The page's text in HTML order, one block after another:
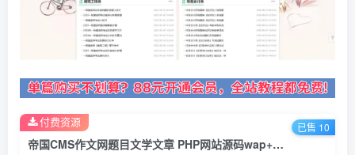
帝国CMS作文网题目文学文章 PHP网站源码wap+pc自适应响应式模板
付费资源 已售 10